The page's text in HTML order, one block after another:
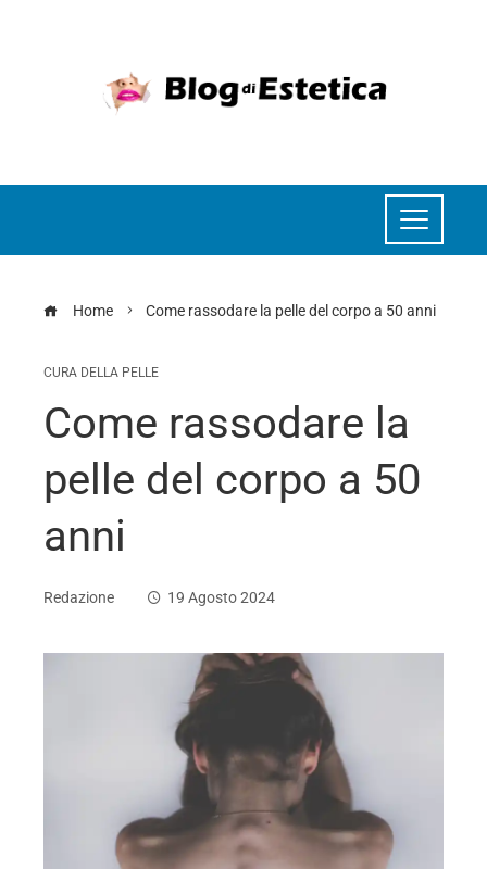
Home Come rassodare la pelle del corpo a 50 anni
CURA DELLA PELLE
Come rassodare la
pelle del corpo a 50
anni
Redazione 19 Agosto 2024